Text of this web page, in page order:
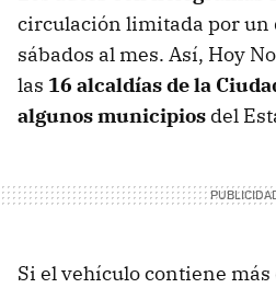
circulación limitada por un
sábados al mes. Así, Hoy
las 16 alcaldías de la
algunos municipios del
Si el vehículo contiene